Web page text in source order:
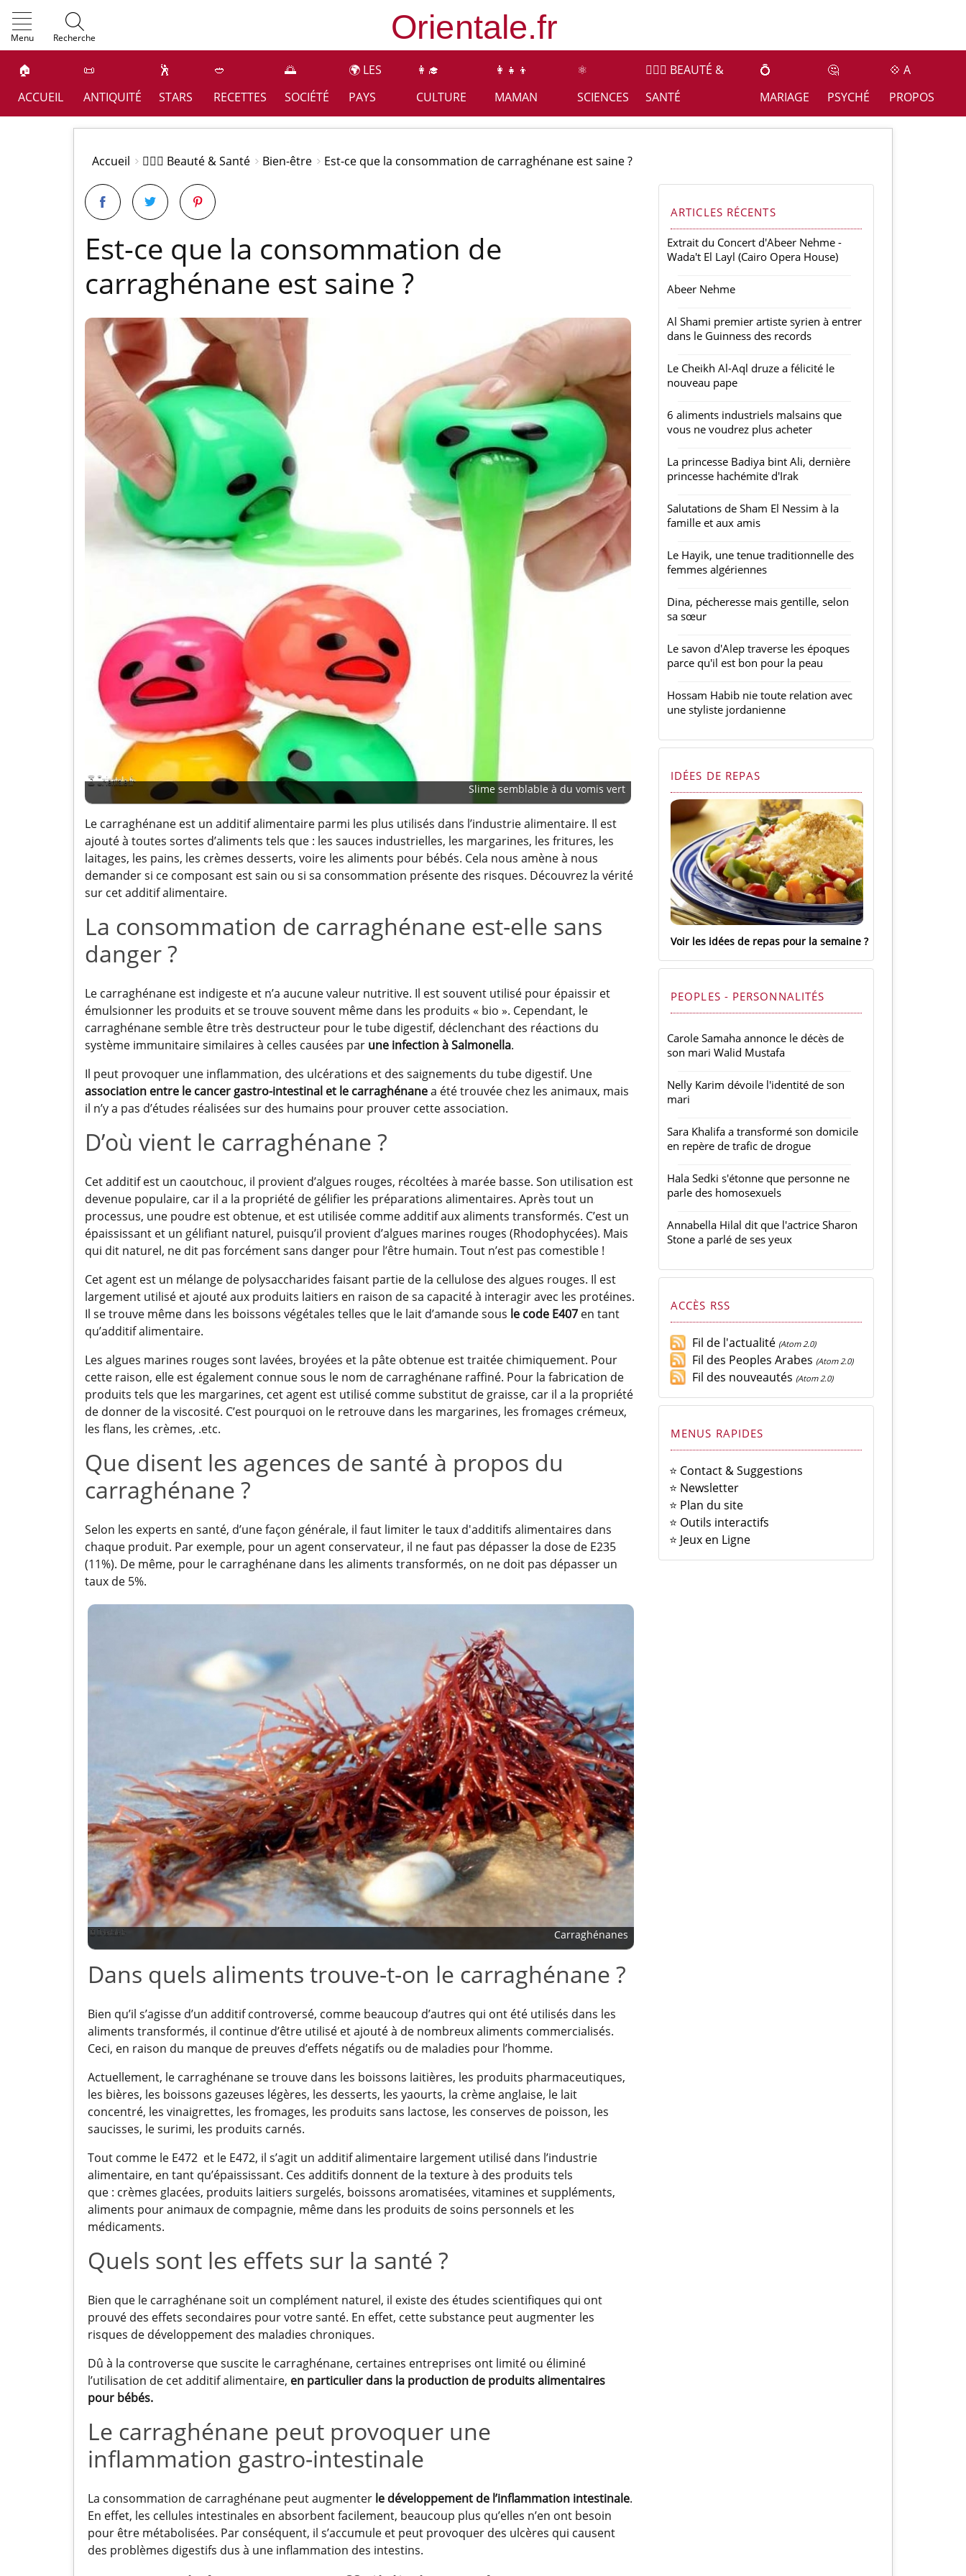
Menu Recherche
🏠
ACCUEIL
📜
ANTIQUITÉ
🕺
STARS
🥙
RECETTES
🌅
SOCIÉTÉ
🌍 LES
PAYS
👩‍🎓
CULTURE
👩‍👧‍👦
MAMAN
⚛️
SCIENCES
👩🏻‍⚕️ BEAUTÉ &
SANTÉ
💍
MARIAGE
🤔
PSYCHÉ
💠 A
PROPOS
Accueil 👩🏻‍⚕️ Beauté & Santé Bien-être Est-ce que la consommation de carraghénane est saine ?
Est-ce que la consommation de
carraghénane est saine ?
Slime semblable à du vomis vert
Le carraghénane est un additif alimentaire parmi les plus utilisés dans l’industrie alimentaire. Il est
ajouté à toutes sortes d’aliments tels que : les sauces industrielles, les margarines, les fritures, les
laitages, les pains, les crèmes desserts, voire les aliments pour bébés. Cela nous amène à nous
demander si ce composant est sain ou si sa consommation présente des risques. Découvrez la vérité
sur cet additif alimentaire.
La consommation de carraghénane est-elle sans
danger ?
Le carraghénane est indigeste et n’a aucune valeur nutritive. Il est souvent utilisé pour épaissir et
émulsionner les produits et se trouve souvent même dans les produits « bio ». Cependant, le
carraghénane semble être très destructeur pour le tube digestif, déclenchant des réactions du
système immunitaire similaires à celles causées par une infection à Salmonella.
Il peut provoquer une inflammation, des ulcérations et des saignements du tube digestif. Une
association entre le cancer gastro-intestinal et le carraghénanea été trouvée chez les animaux, mais
il n’y a pas d’études réalisées sur des humains pour prouver cette association.
D’où vient le carraghénane ?
Cet additif est un caoutchouc, il provient d’algues rouges, récoltées à marée basse. Son utilisation est
devenue populaire, car il a la propriété de gélifier les préparations alimentaires. Après tout un
processus, une poudre est obtenue, et est utilisée comme additif aux aliments transformés. C’est un
épaississant et un gélifiant naturel, puisqu’il provient d’algues marines rouges (Rhodophycées). Mais
qui dit naturel, ne dit pas forcément sans danger pour l’être humain. Tout n’est pas comestible !
Cet agent est un mélange de polysaccharides faisant partie de la cellulose des algues rouges. Il est
largement utilisé et ajouté aux produits laitiers en raison de sa capacité à interagir avec les protéines.
Il se trouve même dans les boissons végétales telles que le lait d’amande sous le code E407 en tant
qu’additif alimentaire.
Les algues marines rouges sont lavées, broyées et la pâte obtenue est traitée chimiquement. Pour
cette raison, elle est également connue sous le nom de carraghénane raffiné. Pour la fabrication de
produits tels que les margarines, cet agent est utilisé comme substitut de graisse, car il a la propriété
de donner de la viscosité. C’est pourquoi on le retrouve dans les margarines, les fromages crémeux,
les flans, les crèmes, .etc.
Que disent les agences de santé à propos du
carraghénane ?
Selon les experts en santé, d’une façon générale, il faut limiter le taux d'additifs alimentaires dans
chaque produit. Par exemple, pour un agent conservateur, il ne faut pas dépasser la dose de E235
(11%). De même, pour le carraghénane dans les aliments transformés, on ne doit pas dépasser un
taux de 5%.
Carraghénanes
Dans quels aliments trouve-t-on le carraghénane ?
Bien qu’il s’agisse d’un additif controversé, comme beaucoup d’autres qui ont été utilisés dans les
aliments transformés, il continue d’être utilisé et ajouté à de nombreux aliments commercialisés.
Ceci, en raison du manque de preuves d’effets négatifs ou de maladies pour l’homme.
Actuellement, le carraghénane se trouve dans les boissons laitières, les produits pharmaceutiques,
les bières, les boissons gazeuses légères, les desserts, les yaourts, la crème anglaise, le lait
concentré, les vinaigrettes, les fromages, les produits sans lactose, les conserves de poisson, les
saucisses, le surimi, les produits carnés.
Tout comme le E472 et le E472, il s’agit un additif alimentaire largement utilisé dans l’industrie
alimentaire, en tant qu’épaississant. Ces additifs donnent de la texture à des produits tels
que : crèmes glacées, produits laitiers surgelés, boissons aromatisées, vitamines et suppléments,
aliments pour animaux de compagnie, même dans les produits de soins personnels et les
médicaments.
Quels sont les effets sur la santé ?
Bien que le carraghénane soit un complément naturel, il existe des études scientifiques qui ont
prouvé des effets secondaires pour votre santé. En effet, cette substance peut augmenter les
risques de développement des maladies chroniques.
Dû à la controverse que suscite le carraghénane, certaines entreprises ont limité ou éliminé
l’utilisation de cet additif alimentaire, en particulier dans la production de produits alimentaires
pour bébés.
Le carraghénane peut provoquer une
inflammation gastro-intestinale
La consommation de carraghénane peut augmenter le développement de l’inflammation intestinale.
En effet, les cellules intestinales en absorbent facilement, beaucoup plus qu’elles n’en ont besoin
pour être métabolisées. Par conséquent, il s’accumule et peut provoquer des ulcères qui causent
des problèmes digestifs dus à une inflammation des intestins.
ARTICLES RÉCENTS
Extrait du Concert d'Abeer Nehme -
Wada't El Layl (Cairo Opera House)
Abeer Nehme
Al Shami premier artiste syrien à entrer
dans le Guinness des records
Le Cheikh Al-Aql druze a félicité le
nouveau pape
6 aliments industriels malsains que
vous ne voudrez plus acheter
La princesse Badiya bint Ali, dernière
princesse hachémite d'Irak
Salutations de Sham El Nessim à la
famille et aux amis
Le Hayik, une tenue traditionnelle des
femmes algériennes
Dina, pécheresse mais gentille, selon
sa sœur
Le savon d'Alep traverse les époques
parce qu'il est bon pour la peau
Hossam Habib nie toute relation avec
une styliste jordanienne
IDÉES DE REPAS
Voir les idées de repas pour la semaine
PEOPLES - PERSONNALITÉS
Carole Samaha annonce le décès de
son mari Walid Mustafa
Nelly Karim dévoile l'identité de son
mari
Sara Khalifa a transformé son domicile
en repère de trafic de drogue
Hala Sedki s'étonne que personne ne
parle des homosexuels
Annabella Hilal dit que l'actrice Sharon
Stone a parlé de ses yeux
ACCÈS RSS
Fil de l'actualité (Atom 2.0)
Fil des Peoples Arabes (Atom 2.0)
Fil des nouveautés (Atom 2.0)
MENUS RAPIDES
⭐ Contact & Suggestions
⭐ Newsletter
⭐ Plan du site
⭐ Outils interactifs
⭐ Jeux en Ligne